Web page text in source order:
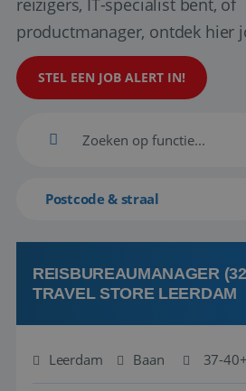
reizigers, IT-specialist bent, of
productmanager, ontdek hier
STEL EEN JOB ALERT IN!
Postcode & straal
REISBUREAUMANAGER
TRAVEL STORE LEERDAM
Leerdam Baan 37-